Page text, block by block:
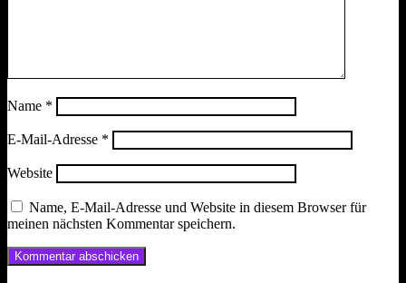
Name *
E-Mail-Adresse *
Website
Name, E-Mail-Adresse und Website in diesem Browser für
meinen nächsten Kommentar speichern.